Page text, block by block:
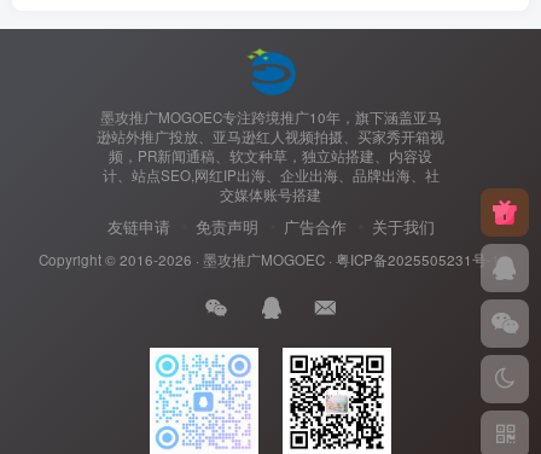
墨攻推广MOGOEC专注跨境推广10年，旗下涵盖亚马
逊站外推广投放、亚马逊红人视频拍摄、买家秀开箱视
频，PR新闻通稿、软文种草，独立站搭建、内容设
计、站点SEO,网红IP出海、企业出海、品牌出海、社
交媒体账号搭建
友链申请 免责声明 广告合作 关于我们
Copyright © 2016-2026 · 墨攻推广MOGOEC· 粤ICP备2025505231号-1.